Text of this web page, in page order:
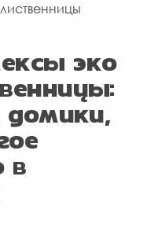
эко
домики,
в